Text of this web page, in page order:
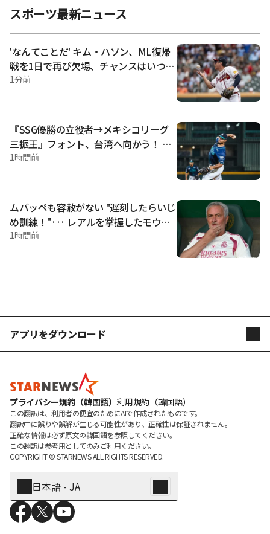
くれたテニス仲間でありBBC進行者であるローラ·ロブソンに
賛辞を送った」と報道した。 ワトソンは同僚テニス選手のケ
イティ·スワン、オリビア·ガデキ、オリビア·ニコルズと一緒
に今回の旅行に出かけた。 彼らが泊まったトスカーナのヴィ
ラは最近、世界テニス界で最も有名な公式恋人であるケイテ
ィ·ボルターとアレックス·デ·ミノが結婚パーティーを開いた
場所だ。 ワトソンはプールで水遊びをしたり、レストランで
余裕を楽しむ日常をファンに共有した。 ワトソンは自身のソ
ーシャルメディア（SNS）に「二日酔いで夢のようだったプー
ルデー。 私の角度をよくしてくれたロブソンに感謝を伝え
る」と書いた。 該当掲示物は1500回以上の「いいね」を受け
た。 同僚のスワンは「完璧な花嫁候補」とコメントし、ファ
ンもやはり「眩しい」、「圧倒的な雰
スポーツ最新ニュース
'なんてことだ' キム・ハソン、ML復帰
戦を1日で再び欠場、チャンスはいつ
頃？
1分前
『SSG優勝の立役者→メキシコリーグ
三振王』フォント、台湾へ向かう！ ビ
ューキャナンと同じチームでプレーす
1時間前
ムバッペも容赦がない "遅刻したらいじ
め訓練！"··· レアルを掌握したモウリ
ーニョ、恐怖の「3大禁止令」を実施
1時間前
アプリをダウンロード
STARPOLL
プライバシー規約（韓国語） 利用規約（韓国語）
この翻訳は、利用者の便宜のためにAIで作成されたものです。
翻訳中に誤りや誤解が生じる可能性があり、正確性は保証されません。
正確な情報は必ず原文の韓国語を参照してください。
この翻訳は参考用としてのみご利用ください。
COPYRIGHT © STARNEWS ALL RIGHTS RESERVED.
日本語 - JA